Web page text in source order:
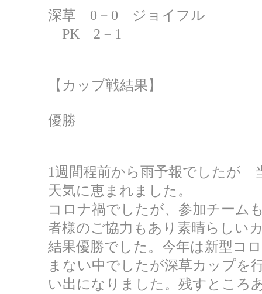
深草 0－0 ジョイフル
PK 2－1
【カップ戦結果】
優勝
1週間程前から雨予報でしたが
天気に恵まれました。
コロナ禍でしたが、参加チーム
者様のご協力もあり素晴らしい
結果優勝でした。今年は新型コ
まない中でしたが深草カップを
い出になりました。残すところ